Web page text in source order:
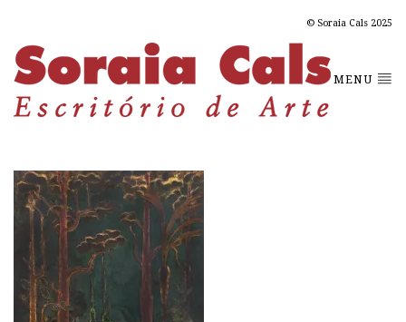
© Soraia Cals 2025
MENU